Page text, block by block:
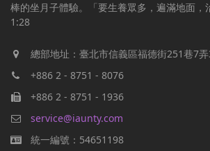
棒的坐月子體驗。「要生養眾多，遍滿地面，
1:28
總部地址：臺北市信義區福德街251巷7
+886 2 - 8751 - 8076
+886 2 - 8751 - 1936
service@iaunty.com
統一編號：54651198